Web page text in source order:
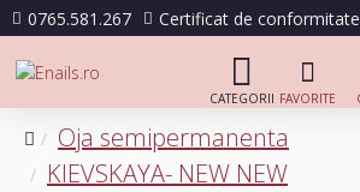
0765.581.267 Certificat de conformitate
Oja semipermanenta
KIEVSKAYA- NEW NEW